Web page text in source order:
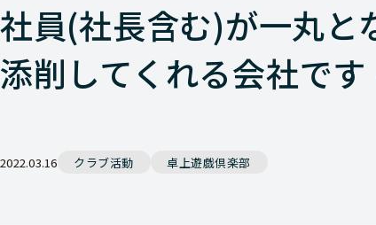
社員(社長含む)が一丸と
添削してくれる会社で
2022.03.16 クラブ活動 卓上遊戯倶楽部